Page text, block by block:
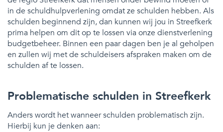
in de schuldhulpverlening omdat ze schulden hebben. Als
schulden beginnend zijn, dan kunnen wij jou in Streefkerk
prima helpen om dit op te lossen via onze dienstverlening
budgetbeheer. Binnen een paar dagen ben je al geholpen
en zullen wij met de schuldeisers afspraken maken om de
schulden af te lossen.
Problematische schulden in Streefkerk
Anders wordt het wanneer schulden problematisch zijn.
Hierbij kun je denken aan: